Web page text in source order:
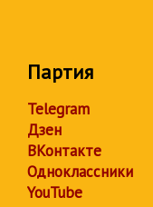
Партия
Telegram
Дзен
ВКонтакте
Одноклассники
YouTube